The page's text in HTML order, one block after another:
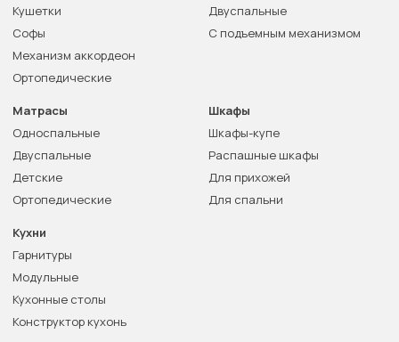
Кушетки
Софы
Механизм аккордеон
Ортопедические
Двуспальные
С подъемным механизмом
Матрасы
Односпальные
Двуспальные
Детские
Ортопедические
Шкафы
Шкафы-купе
Распашные шкафы
Для прихожей
Для спальни
Кухни
Гарнитуры
Модульные
Кухонные столы
Конструктор кухонь